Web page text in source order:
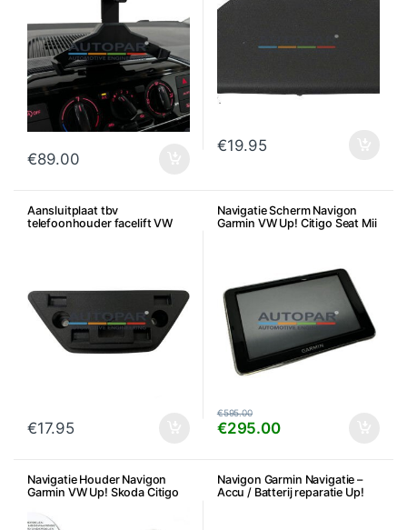
€89.00
€19.95
Aansluitplaat tbv
telefoonhouder facelift VW
€17.95
Navigatie Scherm Navigon
Garmin VW Up! Citigo Seat Mii
€295.00
€595.00
Navigatie Houder Navigon
Garmin VW Up! Skoda Citigo
Navigon Garmin Navigatie –
Accu / Batterij reparatie Up!